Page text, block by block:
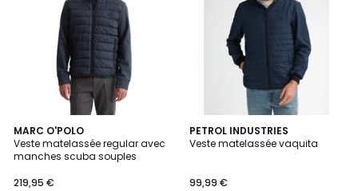
MARC O'POLO
Veste matelassée regular avec
manches scuba souples
219,95 €
2
Couleurs
PETROL INDUSTRIES
Veste matelassée vaquita
99,99 €